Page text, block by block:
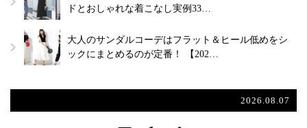
ドとおしゃれな着こなし実例33…
大人のサンダルコーデはフラット＆ヒール低めをシ
ックにまとめるのが定番！ 【202…
2026.08.07